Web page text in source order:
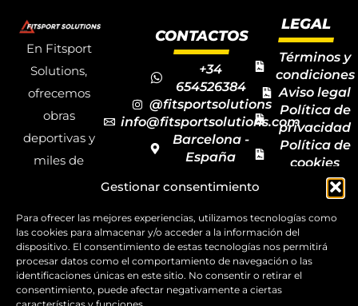
Gestionar consentimiento
Para ofrecer las mejores experiencias, utilizamos tecnologías como
las cookies para almacenar y/o acceder a la información del
dispositivo. El consentimiento de estas tecnologías nos permitirá
procesar datos como el comportamiento de navegación o las
identificaciones únicas en este sitio. No consentir o retirar el
consentimiento, puede afectar negativamente a ciertas
En Fitsport
Solutions,
ofrecemos
obras
deportivas y
miles de
deportivos
para todas las
disciplinas,
garantizando
CONTACTOS
+34
654526384
@fitsportsolutions
info@fitsportsolutions.com
Barcelona -
España
de contacto
LEGAL
Términos y
condiciones
Aviso legal
Política de
privacidad
Política de
cookies
Mapa del
sitio